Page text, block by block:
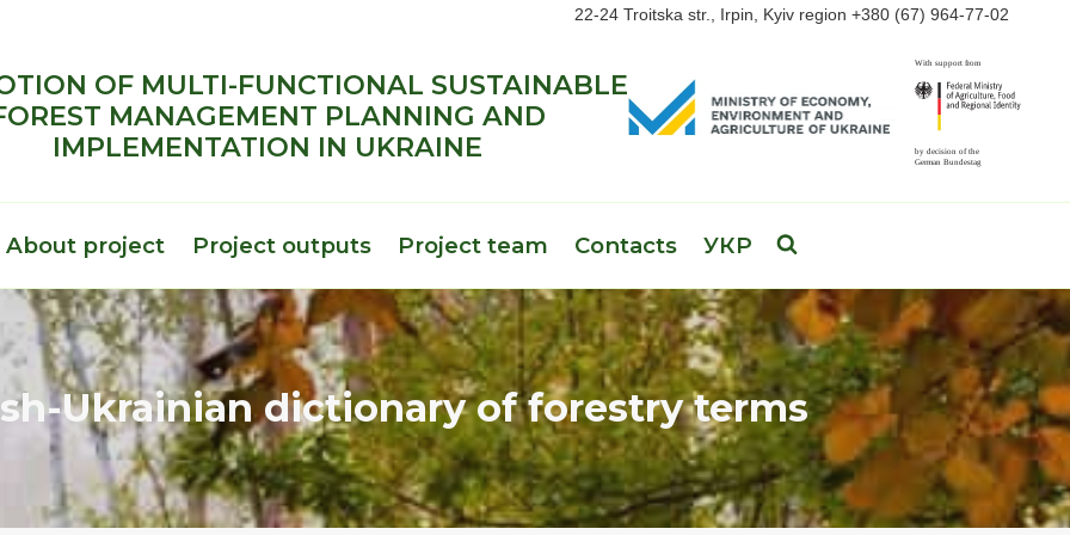
22-24 Troitska str., Irpin, Kyiv region +380 (67) 964-77-02
OF MULTI-FUNCTIONAL SUSTAINABLE
MANAGEMENT PLANNING AND
IMPLEMENTATION IN UKRAINE
About project Project outputs Project team Contacts УКР
Ukrainian dictionary of forestry terms